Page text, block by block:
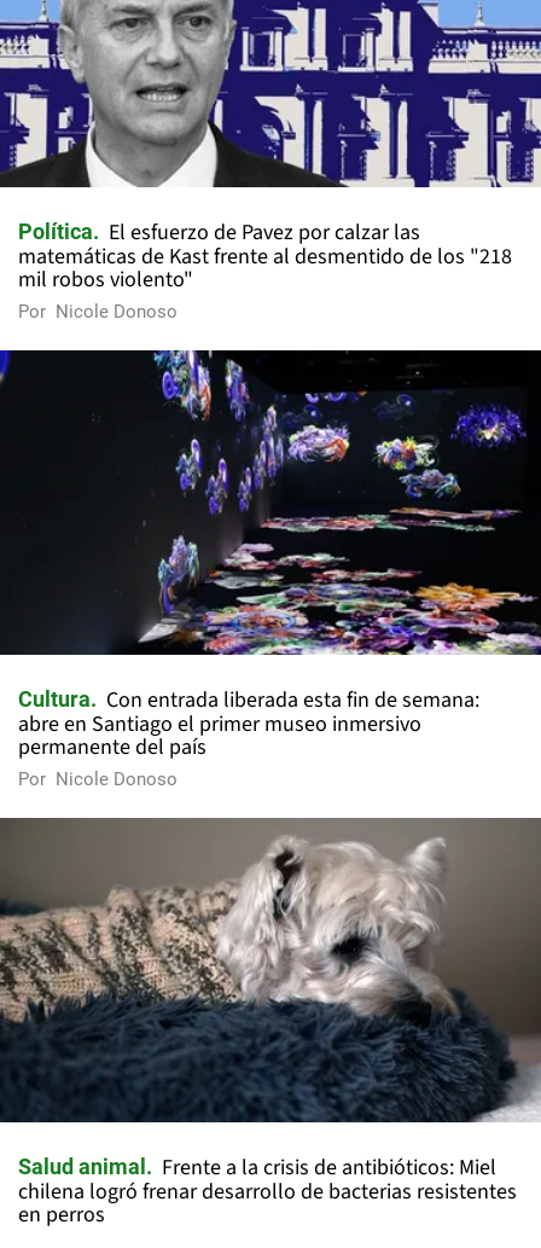
Política
El esfuerzo de Pavez por calzar las
matemáticas de Kast frente al desmentido de los "218
mil robos violento"
Por Nicole Donoso
Cultura
Con entrada liberada esta fin de semana:
abre en Santiago el primer museo inmersivo
permanente del país
Por Nicole Donoso
Salud animal
Frente a la crisis de antibióticos: Miel
chilena logró frenar desarrollo de bacterias resistentes
en perros